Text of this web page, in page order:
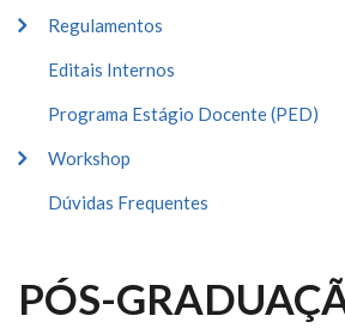
Regulamentos
Editais Internos
Programa Estágio Docente (PED)
Workshop
Dúvidas Frequentes
PÓS-